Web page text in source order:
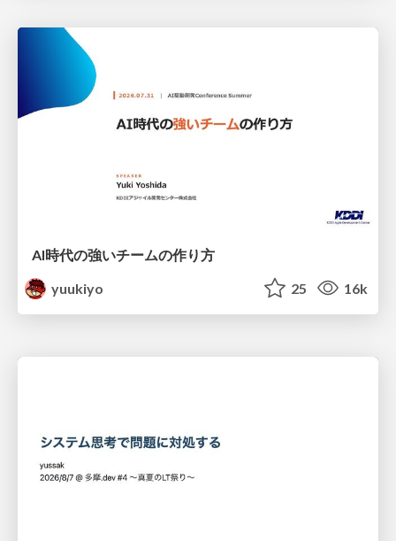
AI時代の強いチームの作り方
yuukiyo
25 16k